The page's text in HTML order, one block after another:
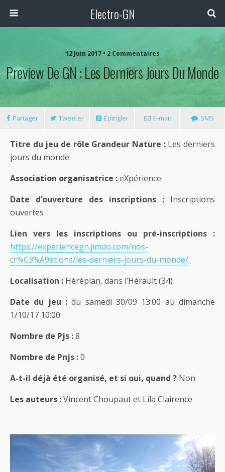
Electro-GN
12 Juin 2017 • 2 Commentaires
Preview De GN : Les Derniers Jours Du Monde
Partager Tweeter Épingler E-mail SMS
Titre du jeu de rôle Grandeur Nature : Les derniers
jours du monde
Association organisatrice :eXpérience
Date d’ouverture des inscriptions : Inscriptions
ouvertes
Lien vers les inscriptions ou pré-inscriptions :
https://experiencegn.jimdo.com/nos-
cr%C3%A9ations/les-derniers-jours-du-monde/
Localisation : Hérépian, dans l’Hérault (34)
Date du jeu :du samedi 30/09 13:00 au dimanche
1/10/17 10:00
Nombre de Pjs :8
Nombre de Pnjs :0
A-t-il déjà été organisé, et si oui, quand ? Non
Les auteurs :Vincent Choupaut et Lila Clairence